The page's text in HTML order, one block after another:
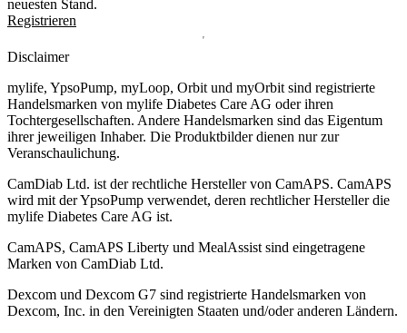
neuesten Stand.
Registrieren
Disclaimer
mylife, YpsoPump, myLoop, Orbit und myOrbit sind registrierte
Handelsmarken von mylife Diabetes Care AG oder ihren
Tochtergesellschaften. Andere Handelsmarken sind das Eigentum
ihrer jeweiligen Inhaber. Die Produktbilder dienen nur zur
Veranschaulichung.
CamDiab Ltd. ist der rechtliche Hersteller von CamAPS. CamAPS
wird mit der YpsoPump verwendet, deren rechtlicher Hersteller die
mylife Diabetes Care AG ist.
CamAPS, CamAPS Liberty und MealAssist sind eingetragene
Marken von CamDiab Ltd.
Dexcom und Dexcom G7 sind registrierte Handelsmarken von
Dexcom, Inc. in den Vereinigten Staaten und/oder anderen Ländern.